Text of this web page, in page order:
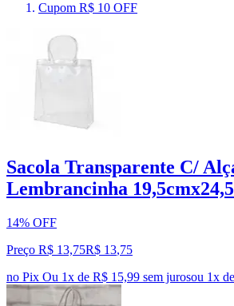
Cupom R$ 10 OFF
Sacola Transparente C/
Lembrancinha
14% OFF
Preço R$ 13,75R$ 13,75
no Pix Ou 1x de R$ 15,99 sem jurosou 1x de